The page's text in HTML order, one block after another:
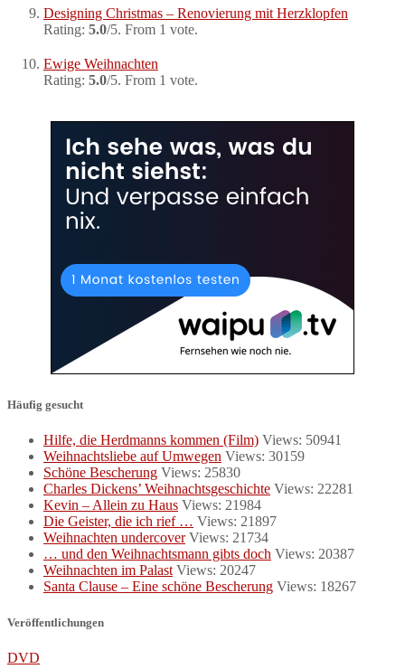
Designing Christmas – Renovierung mit Herzklopfen
Rating: 5.0/5. From 1 vote.
Ewige Weihnachten
Rating: 5.0/5. From 1 vote.
Häufig gesucht
Hilfe, die Herdmanns kommen (Film) Views: 50941
Weihnachtsliebe auf Umwegen Views: 30159
Schöne Bescherung Views: 25830
Charles Dickens’ Weihnachtsgeschichte Views: 22281
Kevin – Allein zu Haus Views: 21984
Die Geister, die ich rief … Views: 21897
Weihnachten undercover Views: 21734
… und den Weihnachtsmann gibts doch Views: 20387
Weihnachten im Palast Views: 20247
Santa Clause – Eine schöne Bescherung Views: 18267
Veröffentlichungen
DVD